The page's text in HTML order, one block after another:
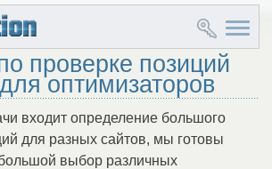
проверке позиций
оптимизаторов
входит определение большого
для разных сайтов, мы готовы
выбор различных